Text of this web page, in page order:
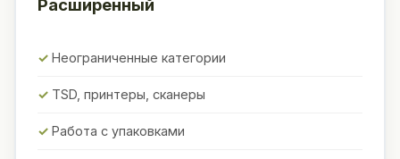
Расширенный
Неограниченные категории
TSD, принтеры, сканеры
Работа с упаковками